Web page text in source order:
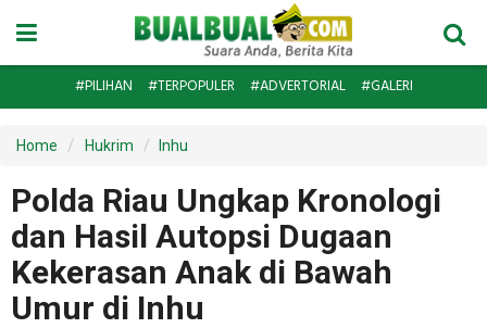
#PILIHAN #TERPOPULER #ADVERTORIAL #GALERI
Home Hukrim Inhu
Polda Riau Ungkap Kronologi
dan Hasil Autopsi Dugaan
Kekerasan Anak di Bawah
Umur di Inhu